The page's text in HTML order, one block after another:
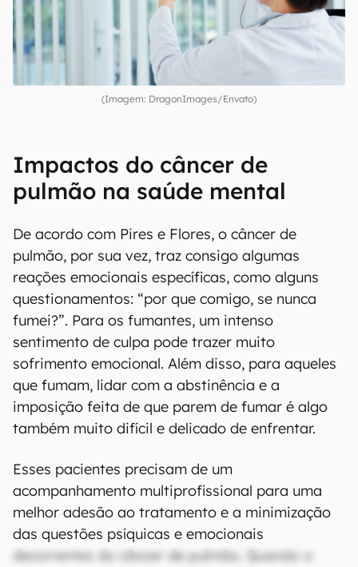
(Imagem: DragonImages/Envato)
Impactos do câncer de
pulmão na saúde mental
De acordo com Pires e Flores, o câncer de
pulmão, por sua vez, traz consigo algumas
reações emocionais específicas, como alguns
questionamentos: “por que comigo, se nunca
fumei?”. Para os fumantes, um intenso
sentimento de culpa pode trazer muito
sofrimento emocional. Além disso, para aqueles
que fumam, lidar com a abstinência e a
imposição feita de que parem de fumar é algo
também muito difícil e delicado de enfrentar.
Esses pacientes precisam de um
acompanhamento multiprofissional para uma
melhor adesão ao tratamento e a minimização
das questões psíquicas e emocionais
decorrentes do câncer de pulmão. Quando o